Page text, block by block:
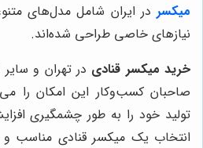
میکسر در ایران شامل مدل‌های
نیازهای خاصی طراحی شده‌اند.
خرید میکسر قنادی در تهران و
صاحبان کسب‌وکار این امکان را
تولید خود را به طور چشمگیری
انتخاب یک میکسر قنادی مناسب و